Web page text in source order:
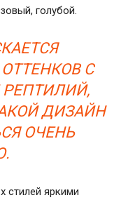
голубой.
С
ДИЗАЙН
ОЧЕНЬ
стилей яркими